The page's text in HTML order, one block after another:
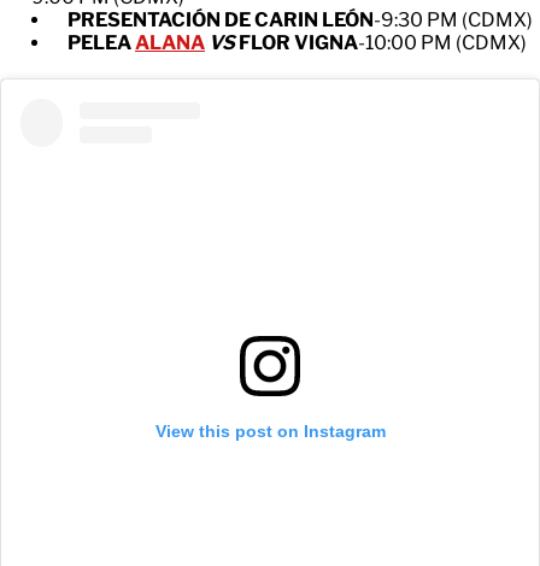
PRESENTACIÓN DE CARIN LEÓN-9:30 PM (CDMX)
PELEA ALANA VSFLOR VIGNA-10:00 PM (CDMX)
View this post on Instagram